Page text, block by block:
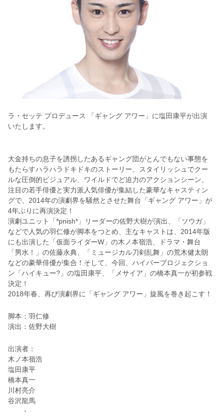
ラ・セッテ プロデュース 「ギャング アワー」に塩田康平が出演
いたします。
大金持ちの息子を誘拐したあるギャング団がとんでもない事態を
もたらすハラハラドキドキのストーリー、スタイリッシュでクー
ルな圧倒的ビジュアル、ワイルドでど迫力のアクションシーン、
注目の若手俳優と実力派人気俳優が集結した豪華なキャスティン
グで、2014年の演劇界を騒然とさせた舞台「ギャング アワー」が
4年ぶりに再演決定！
演劇ユニット「*pnish*」リーダーの佐野大樹が演出、「ソウガ」
などで人気の羽仁修が脚本をつとめ、主なキャストは、2014年版
にも出演した「仮面ライダーW」の木ノ本嶺浩、ドラマ・舞台
「男水！」の佐藤永典、「ミュージカル刀剣乱舞」の荒木健太朗
などの豪華俳優が集合！そして、今回、ハイパープロジェクショ
ン「ハイキュー?」の塩田康平、「メサイア」の橋本真一が初参戦
決定！
2018年春、再び演劇界に「ギャング アワー」旋風を巻き起こす！
脚本：羽仁修
演出：佐野大樹
出演者：
木ノ本嶺浩
塩田康平
橋本真一
川村亮介
谷沢龍馬
・